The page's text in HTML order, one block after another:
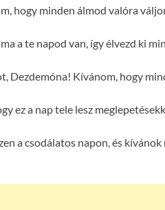
hogy minden álmod valóra
a te napod van, így élvezd ki
Dezdemóna! Kívánom, hogy
ez a nap tele lesz
a csodálatos napon, és